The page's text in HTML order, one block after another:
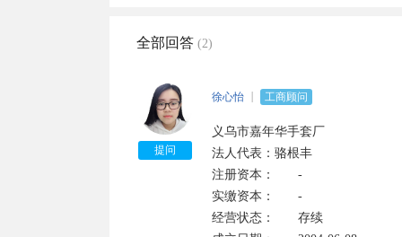
全部回答 (2)
提问
徐心怡 工商顾问
义乌市嘉年华手套厂
法人代表：骆根丰
注册资本：	-
实缴资本：	-
经营状态：	存续